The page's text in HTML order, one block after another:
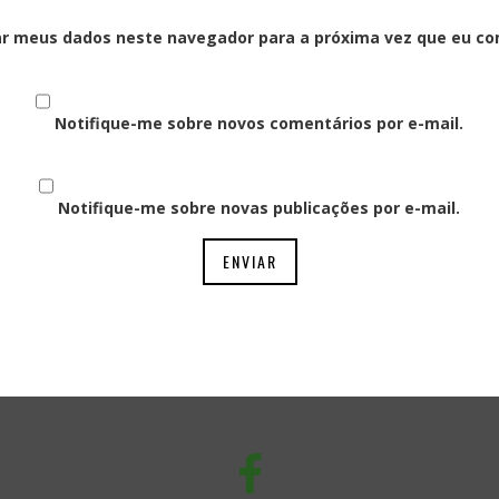
meus dados neste navegador para a próxima vez que eu
Notifique-me sobre novos comentários por e-mail.
Notifique-me sobre novas publicações por e-mail.